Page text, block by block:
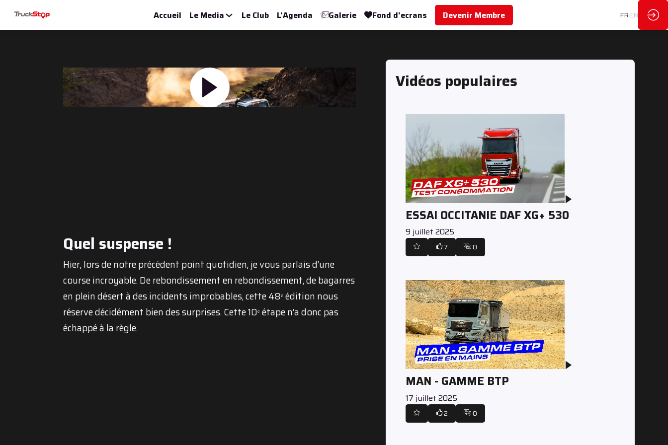
Accueil Le Media Le Club L'Agenda Galerie Fond d'ecrans Devenir Membre FREN
Quel suspense !
Hier, lors de notre précédent point quotidien, je vous parlais d’une
course incroyable. De rebondissement en rebondissement, de bagarres
en plein désert à des incidents improbables, cette 48ᵉ édition nous
réserve décidément bien des surprises. Cette 10ᵉ étape n’a donc pas
échappé à la règle.
Vidéos populaires
ESSAI OCCITANIE DAF XG+ 530
9 juillet 2025
7 0
MAN - GAMME BTP
17 juillet 2025
2 0